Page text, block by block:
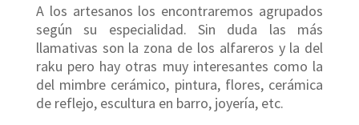
A los artesanos los encontraremos agrupados
según su especialidad. Sin duda las más
llamativas son la zona de los alfareros y la del
raku pero hay otras muy interesantes como la
del mimbre cerámico, pintura, flores, cerámica
de reflejo, escultura en barro, joyería, etc.